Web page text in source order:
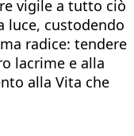
vigile a tutto ciò
luce, custodendo
radice: tendere
lacrime e alla
alla Vita che